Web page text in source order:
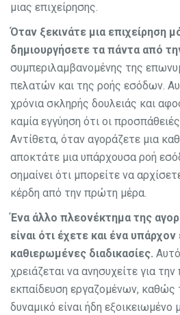
μιας επιχείρησης.
Όταν ξεκινάτε μια επιχείρηση
δημιουργήσετε τα πάντα από
συμπεριλαμβανομένης της
πελατών και της ροής εσόδων.
χρόνια σκληρής δουλειάς και
καμία εγγύηση ότι οι
Αντίθετα, όταν αγοράζετε μια
αποκτάτε μια υπάρχουσα ροή
σημαίνει ότι μπορείτε να
κέρδη από την πρώτη μέρα.
Ένα άλλο πλεονέκτημα της
είναι ότι έχετε και ένα
καθιερωμένες διαδικασίες.
χρειάζεται να ανησυχείτε για
εκπαίδευση εργαζομένων, καθώς
δυναμικό είναι ήδη εξοικειωμένο